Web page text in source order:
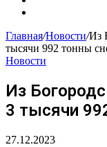
Главная/Новости/Из
тысячи 992 тонны
Новости
Из
3 тысячи
27.12.2023